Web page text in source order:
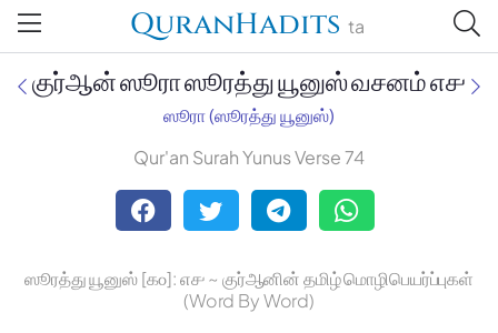
QuranHadits ta
Jan Trust Foundation
Mufti Omar Sheriff Qasimi,
குர்ஆன் ஸூரா ஸூரத்து யூனுஸ் வசனம் ௭௪
ஸூரா (ஸூரத்து யூனுஸ்)
Qur'an Surah Yunus Verse 74
ஸூரத்து யூனுஸ் [௧௦]: ௭௪ ~ குர்ஆனின் தமிழ் மொழிபெயர்ப்புகள்
(Word By Word)